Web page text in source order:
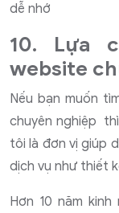
dễ nhớ
10. Lựa
website
Nếu bạn muốn
chuyên nghiệp
tôi là đơn vị giúp
dịch vụ như thiết
Hơn 10 năm